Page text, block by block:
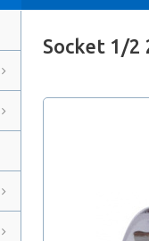
Socket 1/2